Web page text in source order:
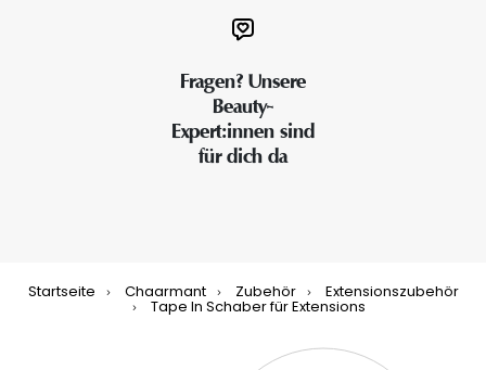
Fragen? Unsere
Beauty-
Expert:innen sind
für dich da
Startseite Chaarmant Zubehör Extensionszubehör
Tape In Schaber für Extensions